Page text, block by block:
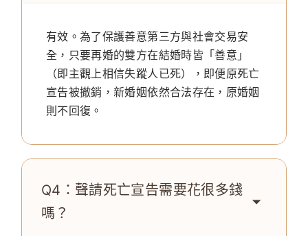
有效。為了保護善意第三方與社會交易安
全，只要再婚的雙方在結婚時皆「善意」
（即主觀上相信失蹤人已死），即便原死亡
宣告被撤銷，新婚姻依然合法存在，原婚姻
則不回復。
Q4：聲請死亡宣告需要花很多錢
嗎？